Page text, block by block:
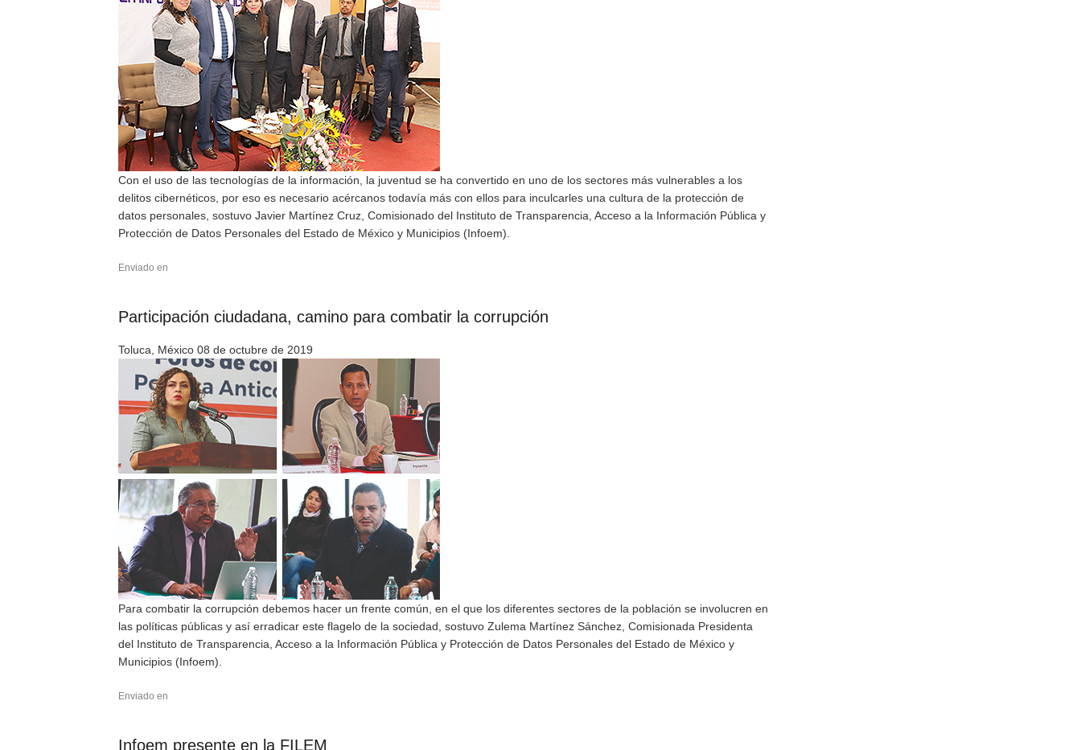
Con el uso de las tecnologías de la información, la juventud se ha convertido en uno de los sectores más vulnerables a los
delitos cibernéticos, por eso es necesario acércanos todavía más con ellos para inculcarles una cultura de la protección de
datos personales, sostuvo Javier Martínez Cruz, Comisionado del Instituto de Transparencia, Acceso a la Información Pública y
Protección de Datos Personales del Estado de México y Municipios (Infoem).
Enviado en
Participación ciudadana, camino para combatir la corrupción
Toluca, México 08 de octubre de 2019
Para combatir la corrupción debemos hacer un frente común, en el que los diferentes sectores de la población se involucren en
las políticas públicas y así erradicar este flagelo de la sociedad, sostuvo Zulema Martínez Sánchez, Comisionada Presidenta
del Instituto de Transparencia, Acceso a la Información Pública y Protección de Datos Personales del Estado de México y
Municipios (Infoem).
Enviado en
Infoem presente en la FILEM